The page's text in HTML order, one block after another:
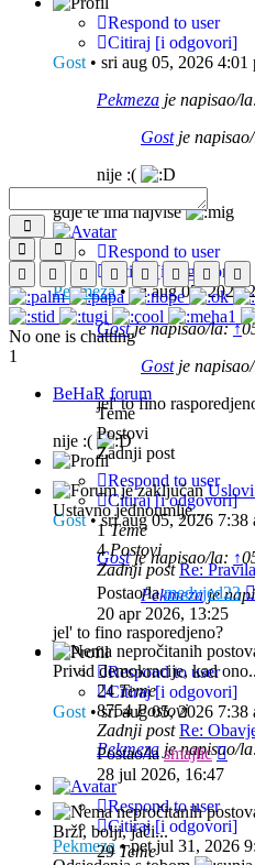
Respond to user
Citiraj [i odgovori]
Gost • sri aug 05, 2026 4:01
Pekmeza je napisao/
Gostje
nije :(
gdje te ima najvise
Respond to user
Citiraj [i odgovori]
Pekmeza•sri aug 05, 2026
Gostje napisao/la:↑
Gostje
jel' to fino
nije :(
Respond to user
Citiraj [i odgovori]
Gost•sri aug 05, 2026 7:38
Gostje napisao/la: ↑
Pekmezaje
jel' to fino rasporedjeno?
Respond to user
Citiraj [i odgovori]
Gost •sri aug 05, 2026 7:38
Pekmeza je napisao/
Respond to user
Citiraj [i odgovori]
Pekmeza•pet jul 31, 2026
Send
Smilies
BBCodes
No one is chatting
1
BeHaR forum
Teme
Postovi
Zadnji post
Ustavno jednoumlje....
1Teme
4Postovi
Zadnji post Re:
Postao/lamedvjed23
20 apr 2026, 13:25
Privid demokracije, kad
24Teme
8754Postovi
Zadnji post Re:
Postao/lasmajlic
28 jul 2026, 16:47
Brži, bolji, jači...
29 Teme